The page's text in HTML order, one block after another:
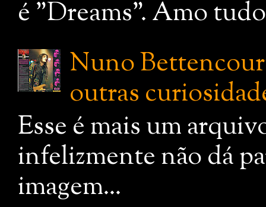
é "Dreams". Amo
Nuno
outras
Esse é mais um
infelizmente não dá
imagem...